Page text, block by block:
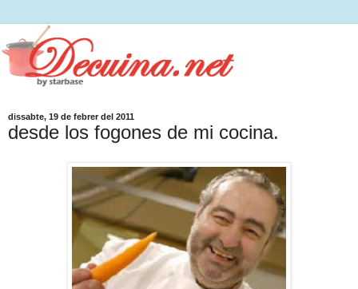
dissabte, 19 de febrer del 2011
desde los fogones de mi cocina.